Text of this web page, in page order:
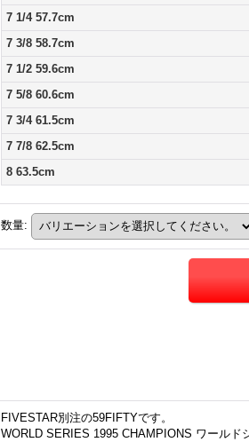
7 1/4 57.7cm
7 3/8 58.7cm
7 1/2 59.6cm
7 5/8 60.6cm
7 3/4 61.5cm
7 7/8 62.5cm
8 63.5cm
数量:
FIVESTAR別注の59FIFTYです。
WORLD SERIES 1995 CHAMPIONS ワールド